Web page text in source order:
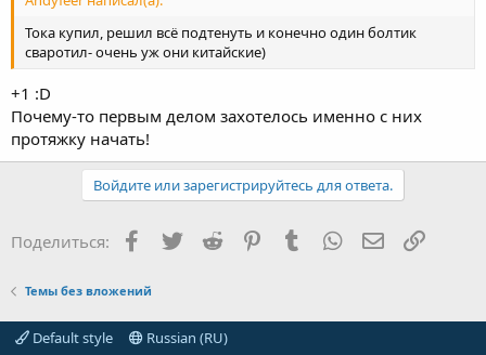
Тока купил, решил всё подтенуть и конечно один болтик
сваротил- очень уж они китайские)
+1 :D
Почему-то первым делом захотелось именно с них
протяжку начать!
Войдите или зарегистрируйтесь для ответа.
Поделиться: Facebook
TwitterReddit PinterestTumblr WhatsApp Ссылка
Темы без вложений
Default style Russian (RU)